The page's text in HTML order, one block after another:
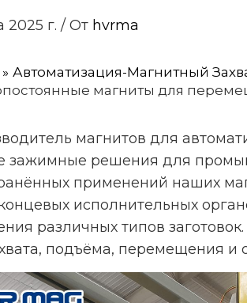
2025 г. / От hvrma
Автоматизация-Магнитный
магниты для
магнитов для
зажимные решения для
применений наших
исполнительных
различных типов
подъёма, перемещения